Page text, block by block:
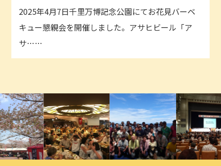
2025年4月7日千里万博記念公園にてお花見バーベ
キュー懇親会を開催しました。アサヒビール「ア
サ……